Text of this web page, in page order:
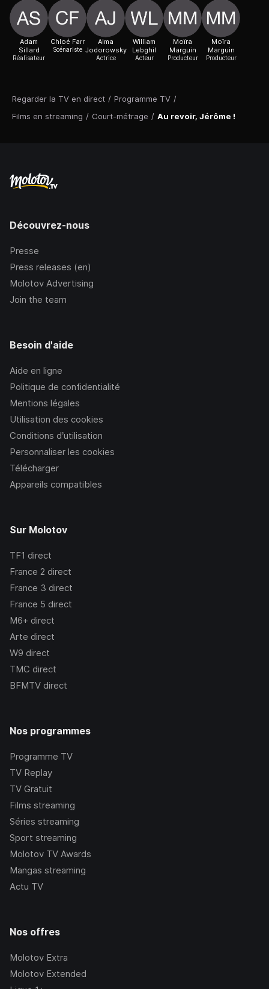
Regarder la TV en direct / Programme TV /
Films en streaming / Court-métrage / Au revoir, Jérôme !
Adam
Sillard
Réalisateur
Chloé Farr
Scénariste
Alma
Jodorowsky
Actrice
William
Lebghil
Acteur
Moïra
Marguin
Producteur
Moïra
Marguin
Producteur
Découvrez-nous
Presse
Press releases (en)
Molotov Advertising
Join the team
Besoin d'aide
Aide en ligne
Politique de confidentialité
Mentions légales
Utilisation des cookies
Conditions d’utilisation
Personnaliser les cookies
Télécharger
Appareils compatibles
Sur Molotov
TF1 direct
France 2 direct
France 3 direct
France 5 direct
M6+ direct
Arte direct
W9 direct
TMC direct
BFMTV direct
Nos programmes
Programme TV
TV Replay
TV Gratuit
Films streaming
Séries streaming
Sport streaming
Molotov TV Awards
Mangas streaming
Actu TV
Nos offres
Molotov Extra
Molotov Extended